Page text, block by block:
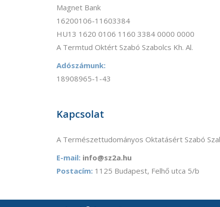
Magnet Bank
16200106-11603384
HU13 1620 0106 1160 3384 0000 0000
A Termtud Oktért Szabó Szabolcs Kh. Al.
Adószámunk:
18908965-1-43
Kapcsolat
A Természettudományos Oktatásért Szabó
E-mail: info@sz2a.hu
Postacím: 1125 Budapest, Felhő utca 5/b